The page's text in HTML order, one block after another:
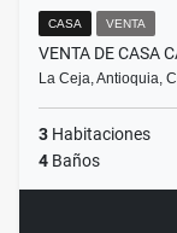
CASA VENTA
VENTA DE CASA
La Ceja, Antioquia,
3 Habitaciones
4 Baños